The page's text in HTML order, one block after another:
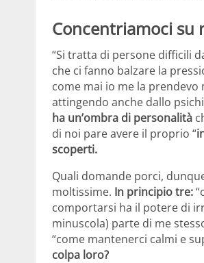
Concentriamoci su
“Si tratta di persone difficili
che ci fanno balzare la
come mai io me la
attingendo anche dallo
ha un’ombra di personalità
di noi pare avere il proprio “
scoperti.
Quali domande porci,
moltissime. In principio tre:
comportarsi ha il potere di
minuscola) parte di me
“come mantenerci calmi e
colpa loro?